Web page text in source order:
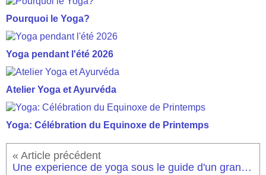
Pourquoi le Yoga?
Yoga pendant l'été 2026
Atelier Yoga et Ayurvéda
Yoga: Célébration du Equinoxe de Printemps
Une experience de yoga sous le guide d'un grand maître